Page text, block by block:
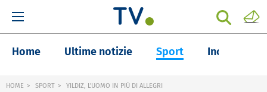
Home Ultime notizie Sport Inchieste
HOME SPORT YILDIZ, L'UOMO IN PIÙ DI ALLEGRI